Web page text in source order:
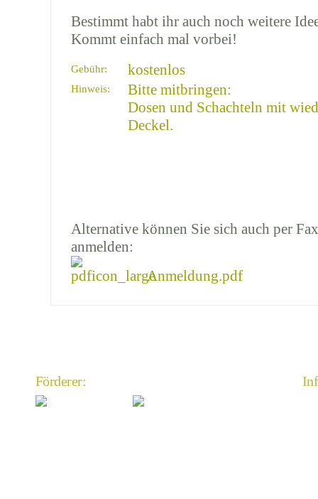
Bestimmt habt ihr auch noch weitere
Kommt einfach mal vorbei!
Gebühr: kostenlos
Hinweis:
Bitte mitbringen:
Dosen und Schachteln mit
Deckel.
Alternative können Sie sich auch per
anmelden:
Anmeldung.pdf
Förderer: